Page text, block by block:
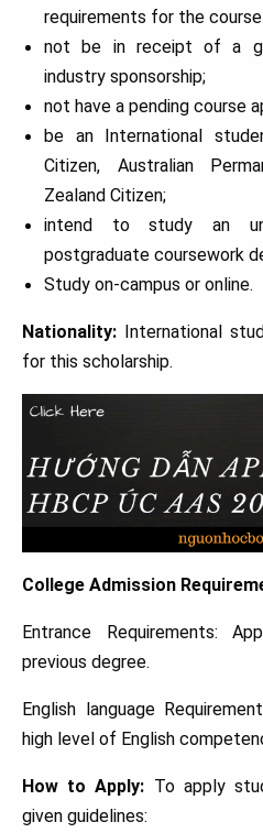
requirements for the
not be in receipt of a
industry sponsorship;
not have a pending course
be an International
Citizen, Australian
Zealand Citizen;
intend to study an
postgraduate coursework
Study on-campus or online.
Nationality:
International
for this scholarship.
College Admission
Entrance Requirements:
previous degree.
English language
high level of English
How to Apply: To apply
given guidelines: